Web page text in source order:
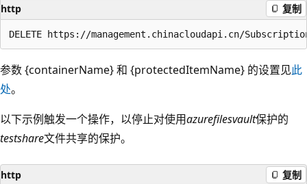
http 复制
参数 {containerName} 和 {protectedItemName} 的设置见此
处。
以下示例触发一个操作，以停止对使用azurefilesvault保护的
testshare文件共享的保护。
http 复制